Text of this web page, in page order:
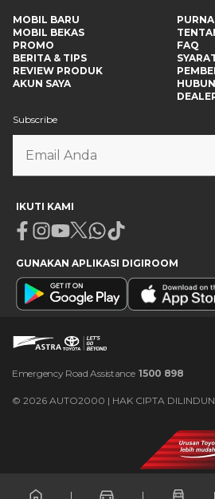
MOBIL BARU
MOBIL BEKAS
PROMO
BERITA & TIPS
REVIEW PRODUK
AKUN SAYA
FAQ
Subscribe
IKUTI KAMI
Facebook
Instagram
Youtube
X Whatsapp
Tiktok
GUNAKAN APLIKASI DIGIROOM
Emergency Road Assistance 1500 898
© 2026 AUTO2000 | HAK CIPTA